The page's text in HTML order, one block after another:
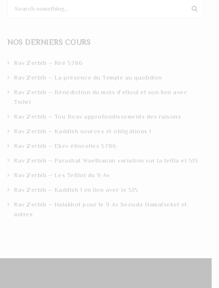
c
NOS DERNIERS COURS
Rav Zerbib – Réé 5786
Rav Zerbib – La présence du Temple au quotidien
Rav Zerbib – Bénédiction du mois d’elloul et son lien avec
Tishri
Rav Zerbib – Tou Beav approfondissements des raisons
Rav Zerbib – Kaddish sources et obligations 1
Rav Zerbib – Ekev étincelles 5786
Rav Zerbib – Parashat Waethanan variation sur la tefila et 515
Rav Zerbib – Les Tefilot du 9 Av
Rav Zerbib – Kaddish 1 en lien avec le 515
Rav Zerbib – Halakhot pour le 9 Av Seouda Hamafseket et
autres